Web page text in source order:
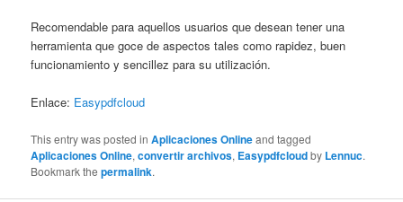
Recomendable para aquellos usuarios que desean tener una
herramienta que goce de aspectos tales como rapidez, buen
funcionamiento y sencillez para su utilización.
Enlace: Easypdfcloud
This entry was posted inAplicaciones Onlineand tagged
Aplicaciones Online,convertir archivos, Easypdfcloudby Lennuc.
Bookmark thepermalink.